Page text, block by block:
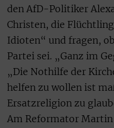
den AfD-Politiker
Christen, die
Idioten“ und fragen,
Partei sei. „Ganz im
„Die Nothilfe der
helfen zu wollen ist
Ersatzreligion zu
Am Reformator